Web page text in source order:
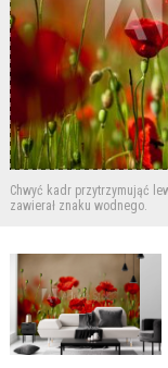
Chwyć kadr przytrzymująć
zawierał znaku wodnego.